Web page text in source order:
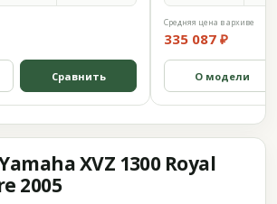
Сравнить
Средняя цена в архиве
335 087 ₽
О модели
XVZ 1300 Royal
2005